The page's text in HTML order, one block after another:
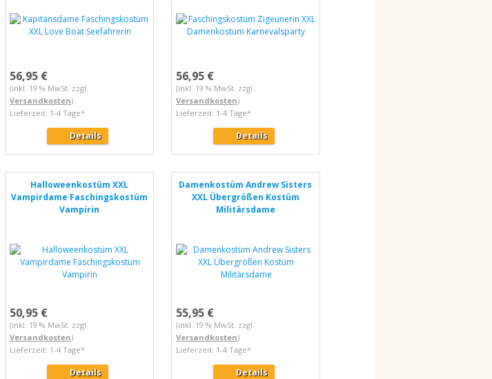
56,95 €
(inkl. 19 % MwSt. zzgl.
Versandkosten)
Lieferzeit: 1-4 Tage*
Details
56,95 €
(inkl. 19 % MwSt. zzgl.
Versandkosten)
Lieferzeit: 1-4 Tage*
Details
Halloweenkostüm XXL
Vampirdame Faschingskostüm
Vampirin
50,95 €
(inkl. 19 % MwSt. zzgl.
Versandkosten)
Lieferzeit: 1-4 Tage*
Details
Damenkostüm Andrew Sisters
XXL Übergrößen Kostüm
Militärsdame
55,95 €
(inkl. 19 % MwSt. zzgl.
Versandkosten)
Lieferzeit: 1-4 Tage*
Details